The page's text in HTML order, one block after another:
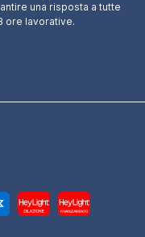
una risposta a tutte
ore lavorative.